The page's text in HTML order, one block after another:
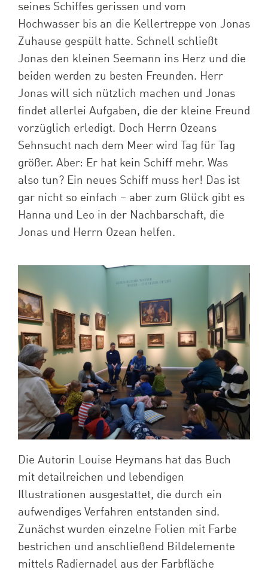
seines Schiffes gerissen und vom
Hochwasser bis an die Kellertreppe von Jonas
Zuhause gespült hatte. Schnell schließt
Jonas den kleinen Seemann ins Herz und die
beiden werden zu besten Freunden. Herr
Jonas will sich nützlich machen und Jonas
findet allerlei Aufgaben, die der kleine Freund
vorzüglich erledigt. Doch Herrn Ozeans
Sehnsucht nach dem Meer wird Tag für Tag
größer. Aber: Er hat kein Schiff mehr. Was
also tun? Ein neues Schiff muss her! Das ist
gar nicht so einfach – aber zum Glück gibt es
Hanna und Leo in der Nachbarschaft, die
Jonas und Herrn Ozean helfen.
Die Autorin Louise Heymans hat das Buch
mit detailreichen und lebendigen
Illustrationen ausgestattet, die durch ein
aufwendiges Verfahren entstanden sind.
Zunächst wurden einzelne Folien mit Farbe
bestrichen und anschließend Bildelemente
mittels Radiernadel aus der Farbfläche